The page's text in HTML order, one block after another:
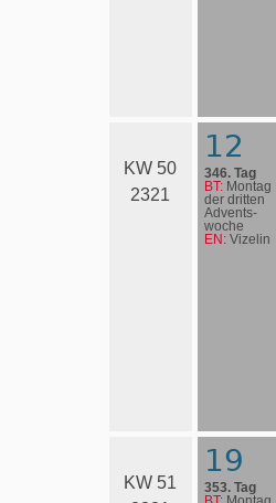
KW 50
2321
12
346. Tag
BT: Montag
der dritten
Advents­
woche
EN: Vizelin
KW 51
19
353. Tag